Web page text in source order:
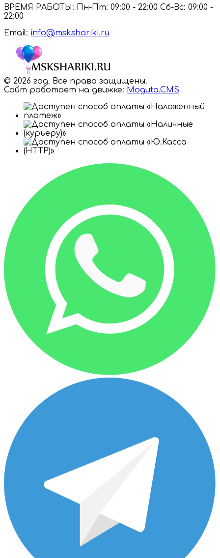
ВРЕМЯ РАБОТЫ: Пн-Пт: 09:00 - 22:00 Сб-Вс: 09:00 -
22:00
Email: info@mskshariki.ru
© 2026 год. Все права защищены.
Сайт работает на движке: Moguta.CMS